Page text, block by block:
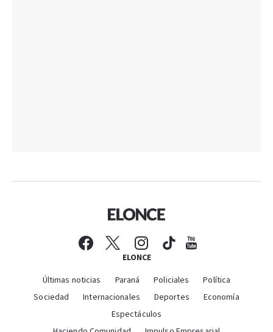
ELONCE
Últimas noticias Paraná Policiales
Política
Sociedad
Internacionales Deportes
Economía
Espectáculos